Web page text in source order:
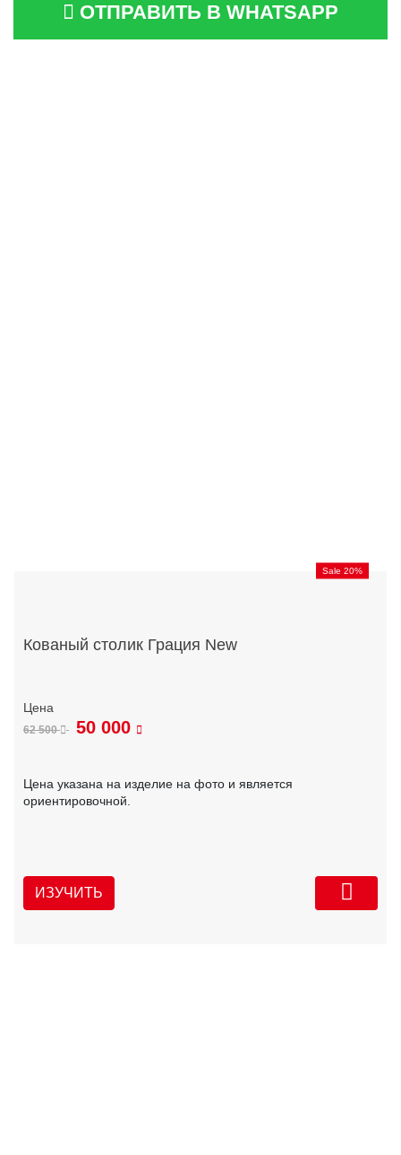
ОТПРАВИТЬ В WHATSAPP
Sale 20%
Кованый столик Грация New
62 500 50 000
Цена указана на изделие на фото и является
ориентировочной.
ИЗУЧИТЬ